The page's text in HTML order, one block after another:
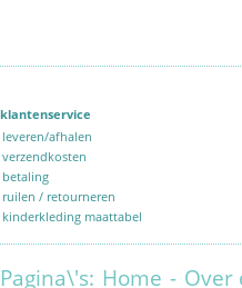
klantenservice
leveren/afhalen
verzendkosten
betaling
ruilen / retourneren
kinderkleding maattabel
Pagina\'s: Home - Over